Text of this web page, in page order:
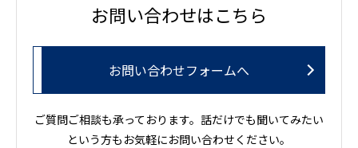
お問い合わせはこちら
お問い合わせフォームへ
ご質問ご相談も承っております。話だけでも聞いてみたい
という方もお気軽にお問い合わせください。